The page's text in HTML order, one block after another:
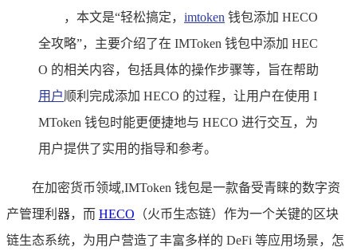
，本文是“轻松搞定， imtoken 钱包添加 HECO
全攻略”，主要介绍了在 IMToken 钱包中添加 HEC
O 的相关内容，包括具体的操作步骤等，旨在帮助
用户顺利完成添加 HECO 的过程，让用户在使用 I
MToken 钱包时能更便捷地与 HECO 进行交互，为
用户提供了实用的指导和参考。
在加密货币领域,IMToken 钱包是一款备受青睐的数字资
产管理利器，而 HECO （火币生态链）作为一个关键的区块
链生态系统，为用户营造了丰富多样的 DeFi 等应用场景，怎